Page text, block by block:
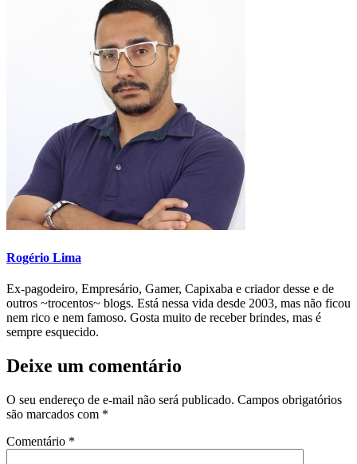
Rogério Lima
Ex-pagodeiro, Empresário, Gamer, Capixaba e criador desse e de
outros ~trocentos~ blogs. Está nessa vida desde 2003, mas não ficou
nem rico e nem famoso. Gosta muito de receber brindes, mas é
sempre esquecido.
Deixe um comentário
O seu endereço de e-mail não será publicado. Campos obrigatórios
são marcados com *
Comentário *